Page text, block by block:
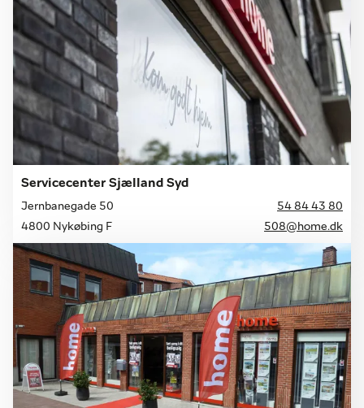
Servicecenter Sjælland Syd
Jernbanegade 50
54 84 43 80
4800 Nykøbing F
508@home.dk